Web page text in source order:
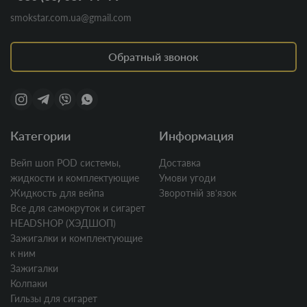
smokstar.com.ua@gmail.com
Обратный звонок
Категории
Вейп шоп POD системы,
жидкости и комплектующие
Жидкость для вейпа
Все для самокруток и сигарет
HEADSHOP (ХЭДШОП)
Зажигалки и комплектующие
к ним
Зажигалки
Колпаки
Гильзы для сигарет
Информация
Доставка
Умови угоди
Зворотній звʼязок